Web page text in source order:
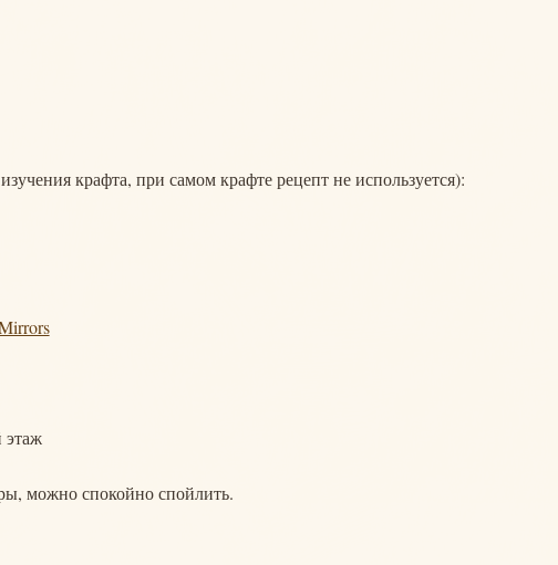
крафта, при самом крафте рецепт не используется):
этаж
можно спокойно спойлить.